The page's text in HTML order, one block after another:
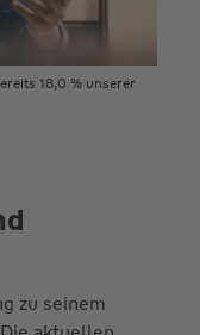
18,0 % unserer
zu seinem